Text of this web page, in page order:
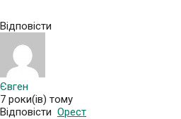
Відповісти
Євген
7 роки(ів) тому
Відповісти Орест